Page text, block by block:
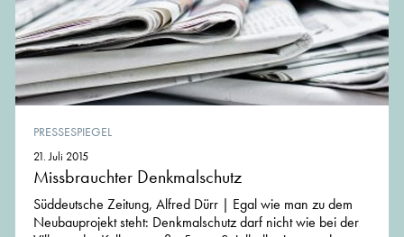
PRESSESPIEGEL
21. Juli 2015
Missbrauchter Denkmalschutz
Süddeutsche Zeitung, Alfred Dürr | Egal wie man zu dem
Neubauprojekt steht: Denkmalschutz darf nicht wie bei der